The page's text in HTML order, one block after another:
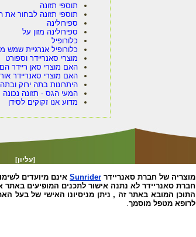
תוספי תזונה
תוספי תזונה לבחור
ספירולינה
ספירולינה מזון על
כלורופיל
כלורופיל אנרגיית שמש
מוצרי סאנריידר וספורט
האם מוצרי סאן ריידר הם
האם מוצרי סאנריידר
היתרונות בתה ירוק
המעי הגס - תזונה נכונה
מדוע אנו זקוקים לסידן
[עליון]
מוצריה של חברת סאנריידר Sunrider אינם מיועדים
חברת סאנריידר לא נתנה אישור לתכנים המופיעים
התוכן המובא באתר זה , ניתן מניסיונו האישי של בעל
לרופא מטפל מוסמך.